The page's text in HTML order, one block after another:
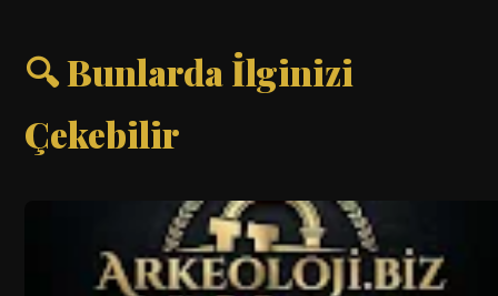
🔍 Bunlarda İlginizi
Çekebilir